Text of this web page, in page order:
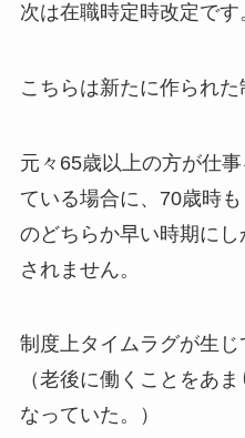
次は在職時定時改定です
こちらは新たに作られた
元々65歳以上の方が仕
ている場合に、70歳時
のどちらか早い時期に
されません。
制度上タイムラグが生じ
（老後に働くことをあ
なっていた。）